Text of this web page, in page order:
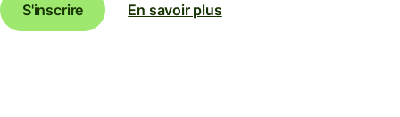
S'inscrire
En savoir plus